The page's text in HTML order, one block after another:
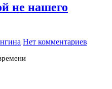
не нашего
Нет комментариев